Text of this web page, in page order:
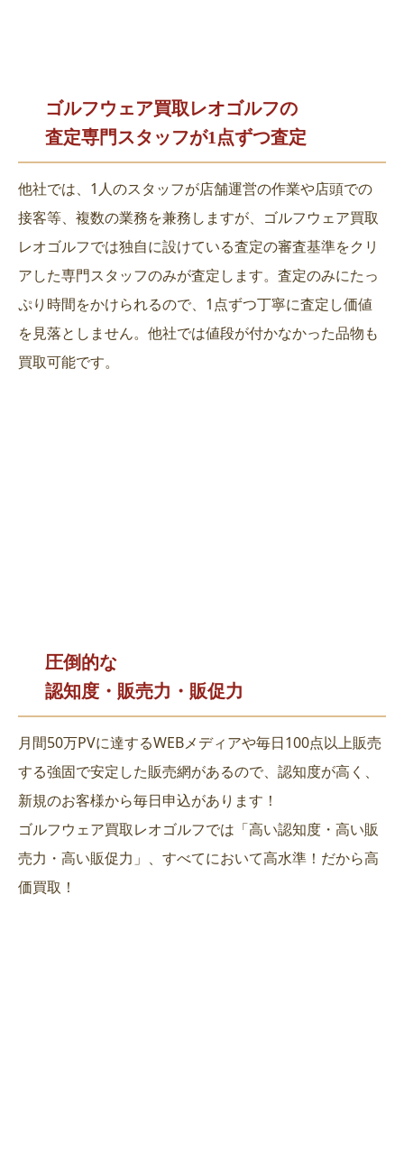
ゴルフウェア買取レオゴルフの
査定専門スタッフが1点ずつ査定
他社では、1人のスタッフが店舗運営の作業や店頭での
接客等、複数の業務を兼務しますが、ゴルフウェア買取
レオゴルフでは独自に設けている査定の審査基準をクリ
アした専門スタッフのみが査定します。査定のみにたっ
ぷり時間をかけられるので、1点ずつ丁寧に査定し価値
を見落としません。他社では値段が付かなかった品物も
買取可能です。
圧倒的な
認知度・販売力・販促力
月間50万PVに達するWEBメディアや毎日100点以上販売
する強固で安定した販売網があるので、認知度が高く、
新規のお客様から毎日申込があります！
ゴルフウェア買取レオゴルフでは「高い認知度・高い販
売力・高い販促力」、すべてにおいて高水準！だから高
価買取！